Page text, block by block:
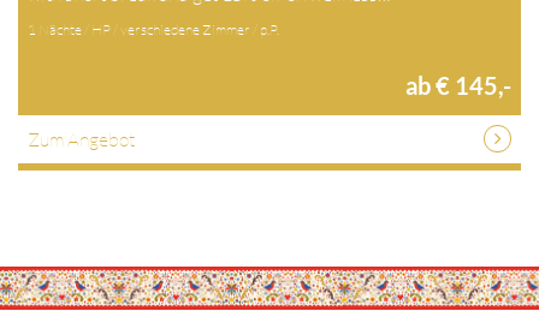
1 Nächte / HP / verschiedene Zimmer / p.P.
ab € 145,-
Zum Angebot